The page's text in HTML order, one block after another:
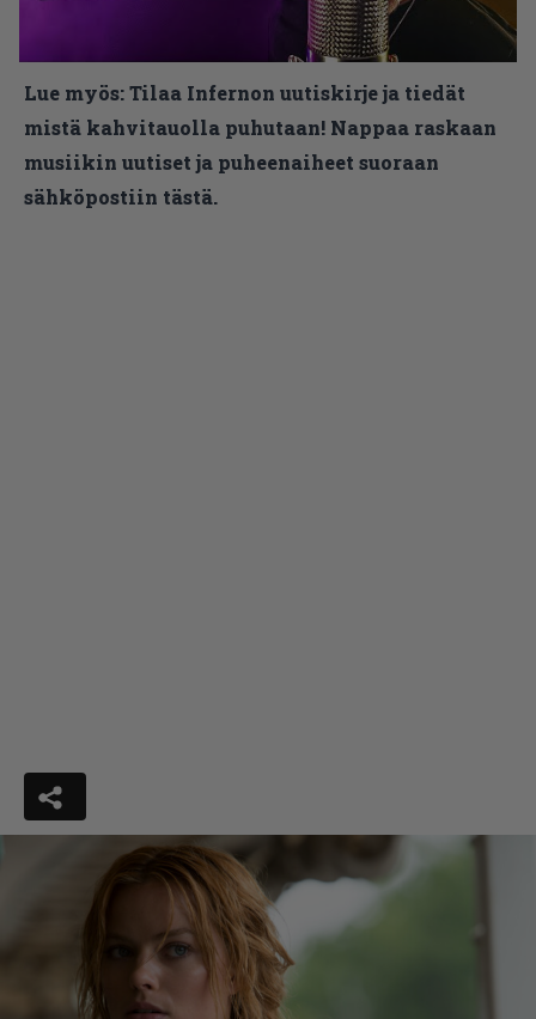
Lue myös:Tilaa Infernon uutiskirje ja tiedät
mistä kahvitauolla puhutaan! Nappaa raskaan
musiikin uutiset ja puheenaiheet suoraan
sähköpostiin tästä.